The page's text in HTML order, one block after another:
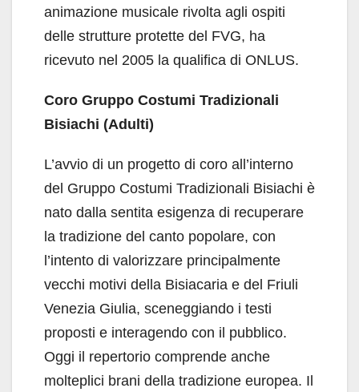
animazione musicale rivolta agli ospiti
delle strutture protette del FVG, ha
ricevuto nel 2005 la qualifica di ONLUS.
Coro Gruppo Costumi Tradizionali
Bisiachi (Adulti)
L’avvio di un progetto di coro all’interno
del Gruppo Costumi Tradizionali Bisiachi è
nato dalla sentita esigenza di recuperare
la tradizione del canto popolare, con
l’intento di valorizzare principalmente
vecchi motivi della Bisiacaria e del Friuli
Venezia Giulia, sceneggiando i testi
proposti e interagendo con il pubblico.
Oggi il repertorio comprende anche
molteplici brani della tradizione europea. Il